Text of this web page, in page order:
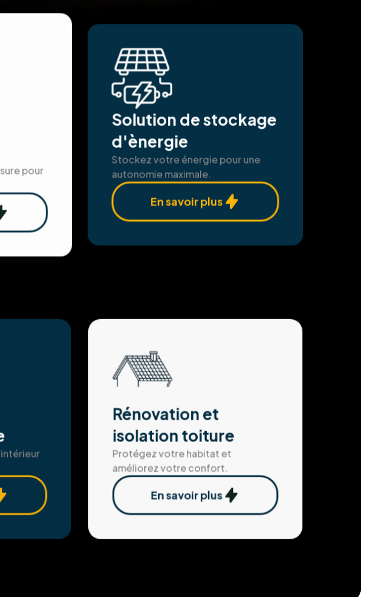
bâtir un avenir durable. Animés par la passion des
efforçons d'atteindre l'excellence à chaque étape.
pour
Solution de stockage
d'ènergie
Stockez votre énergie pour une
autonomie maximale.
En savoir plus
Rénovation et
isolation toiture
Protégez votre habitat et
améliorez votre confort.
En savoir plus